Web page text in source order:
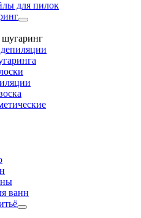
для пилок
ванн